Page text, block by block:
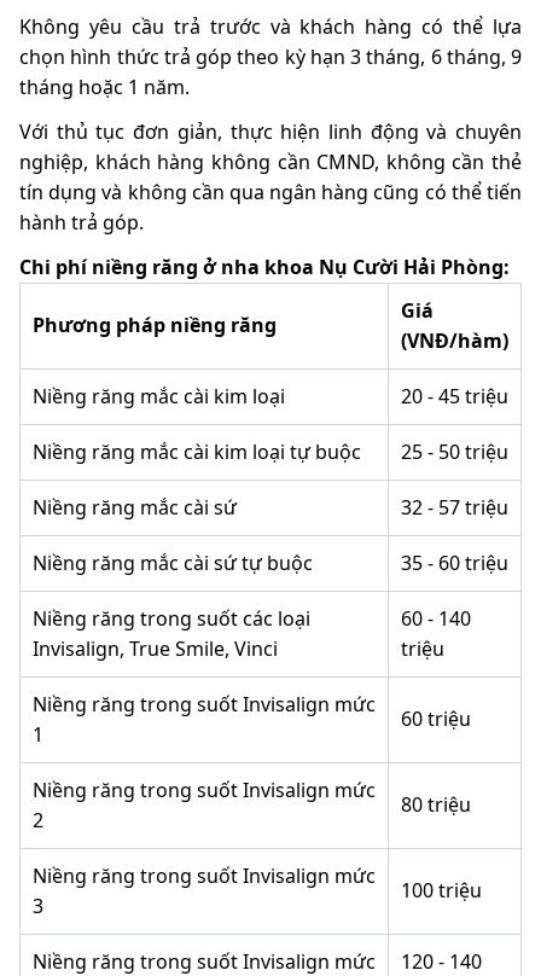
Không yêu cầu trả trước và khách hàng có thể lựa
chọn hình thức trả góp theo kỳ hạn 3 tháng, 6 tháng, 9
tháng hoặc 1 năm.
Với thủ tục đơn giản, thực hiện linh động và chuyên
nghiệp, khách hàng không cần CMND, không cần thẻ
tín dụng và không cần qua ngân hàng cũng có thể tiến
hành trả góp.
Chi phí niềng răng ở nha khoa Nụ Cười Hải Phòng:
Phương pháp niềng răng
Giá
(VNĐ/hàm)
Niềng răng mắc cài kim loại 20 - 45 triệu
Niềng răng mắc cài kim loại tự buộc 25 - 50 triệu
Niềng răng mắc cài sứ 32 - 57 triệu
Niềng răng mắc cài sứ tự buộc 35 - 60 triệu
Niềng răng trong suốt các loại
Invisalign, True Smile, Vinci
60 - 140
triệu
Niềng răng trong suốt Invisalign mức
1
60 triệu
Niềng răng trong suốt Invisalign mức
2
80 triệu
Niềng răng trong suốt Invisalign mức
3
100 triệu
Niềng răng trong suốt Invisalign mức
120 - 140